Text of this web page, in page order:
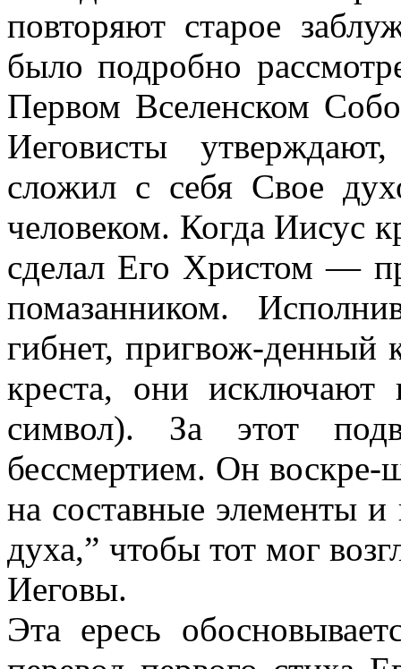
повторяют старое
было подробно
Первом Вселенском
Иеговисты
сложил с себя Свое
человеком. Когда Иисус
сделал Его Христом —
помазанником.
гибнет, пригвож-денный
креста, они исключают
символ). За этот
бессмертием. Он воскре-
на составные элементы и
духа,” чтобы тот мог
Иеговы.
Эта ересь